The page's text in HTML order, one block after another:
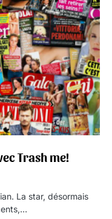
Trash me!
La star, désormais